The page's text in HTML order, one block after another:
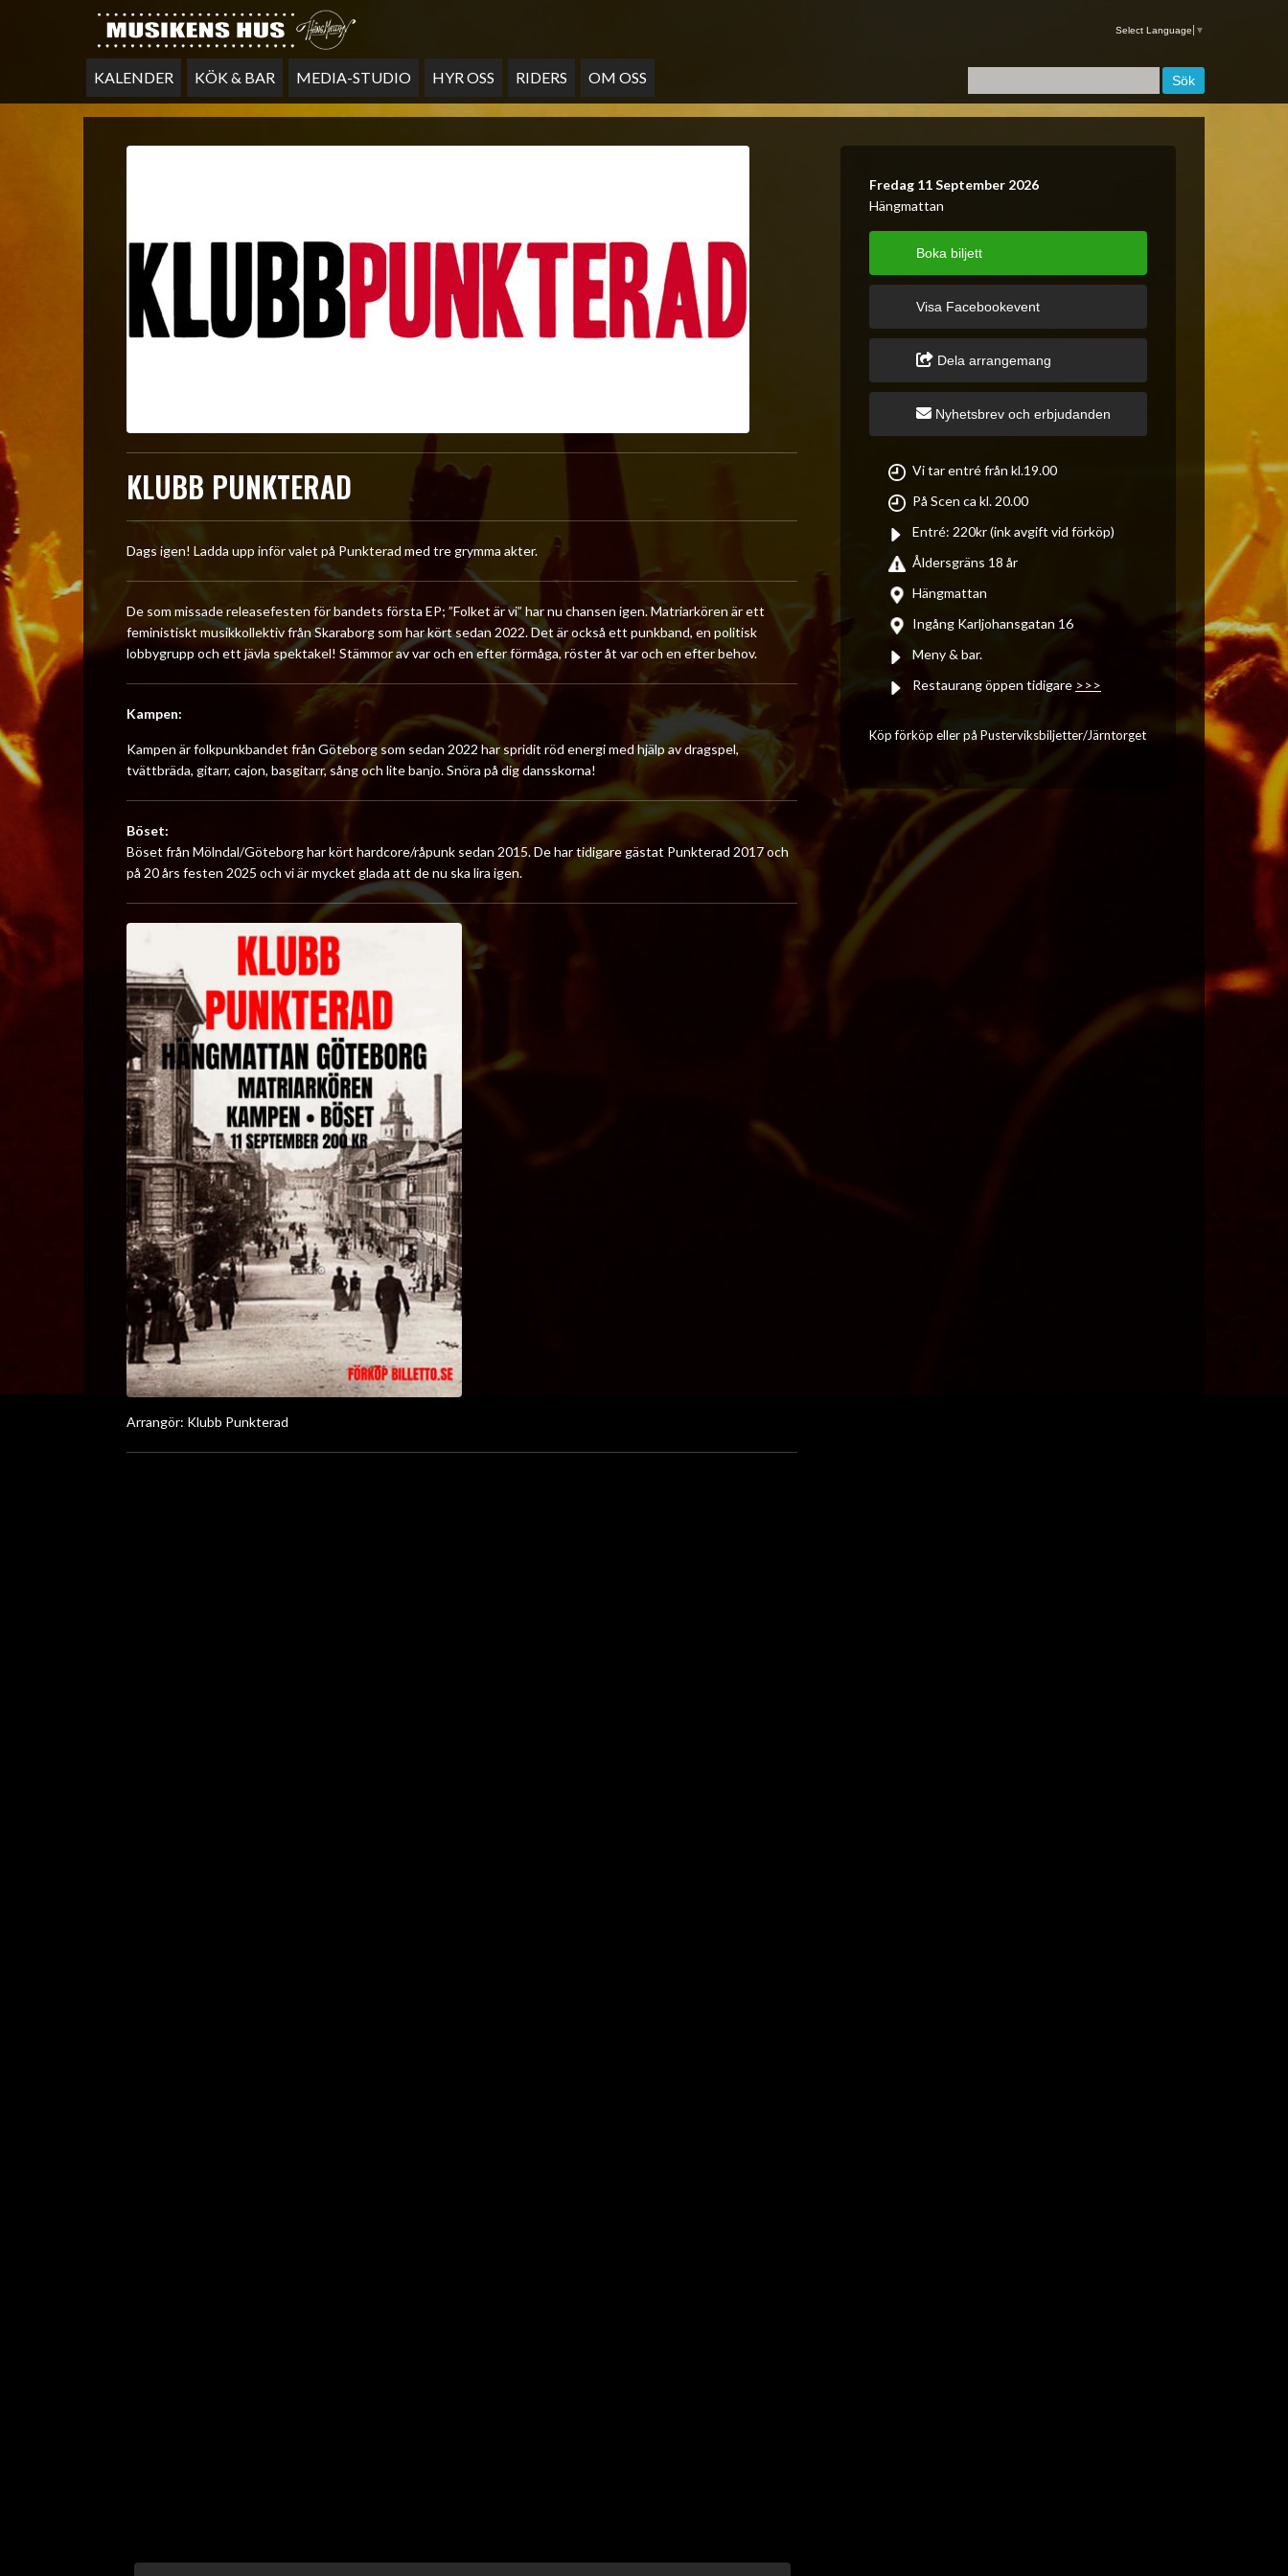
KALENDER KÖK & BAR MEDIA-STUDIO HYR OSS RIDERS OM OSS
KLUBB PUNKTERAD
Dags igen! Ladda upp inför valet på Punkterad med tre grymma akter.
De som missade releasefesten för bandets första EP; ”Folket är vi” har nu chansen igen. Matriarkören är ett
feministiskt musikkollektiv från Skaraborg som har kört sedan 2022. Det är också ett punkband, en politisk
lobbygrupp och ett jävla spektakel! Stämmor av var och en efter förmåga, röster åt var och en efter behov.
Kampen:
Kampen är folkpunkbandet från Göteborg som sedan 2022 har spridit röd energi med hjälp av dragspel,
tvättbräda, gitarr, cajon, basgitarr, sång och lite banjo. Snöra på dig dansskorna!
Böset:
Böset från Mölndal/Göteborg har kört hardcore/råpunk sedan 2015. De har tidigare gästat Punkterad 2017 och
på 20 års festen 2025 och vi är mycket glada att de nu ska lira igen.
Arrangör: Klubb Punkterad
Fredag 11 September 2026
Hängmattan
Boka biljett
Visa Facebookevent
Dela arrangemang
Nyhetsbrev och erbjudanden
Vi tar entré från kl.19.00
På Scen ca kl. 20.00
Entré: 220kr (ink avgift vid förköp)
Åldersgräns 18 år
Hängmattan
Ingång Karljohansgatan 16
Meny & bar.
Restaurang öppen tidigare >>>
Köp förköp eller på Pusterviksbiljetter/Järntorget
Select Language ▼